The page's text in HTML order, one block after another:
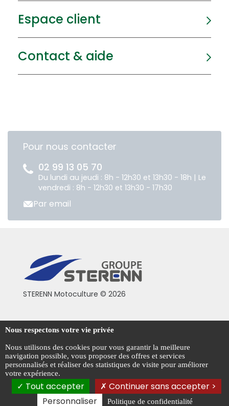
Espace client
Contact & aide
Pour nous contacter
02 99 13 05 70
Du lundi au jeudi : 8h - 12h30 et 13h30 - 18h | Le
vendredi : 8h - 12h30 et 13h30 - 17h30
Par email
STERENN Motoculture © 2026
Conditions générales de vente
Mentions légales
Politique de confidentialité
Gestion des cookies
Nous respectons votre vie privée
Nous utilisons des cookies pour vous garantir la meilleure
navigation possible, vous proposer des offres et services
personnalisés et réaliser des statistiques de visite pour améliorer
votre expérience.
Tout accepter
Continuer sans accepter >
Personnaliser
Politique de confidentialité